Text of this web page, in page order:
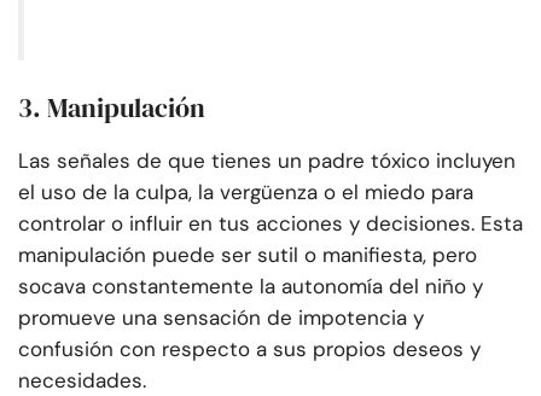
3. Manipulación
Las señales de que tienes un padre tóxico incluyen
el uso de la culpa, la vergüenza o el miedo para
controlar o influir en tus acciones y decisiones. Esta
manipulación puede ser sutil o manifiesta, pero
socava constantemente la autonomía del niño y
promueve una sensación de impotencia y
confusión con respecto a sus propios deseos y
necesidades.